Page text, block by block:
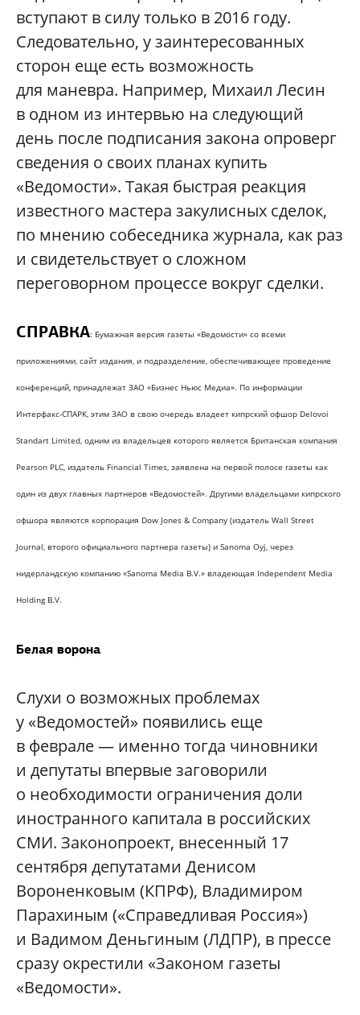
вступают в силу только в 2016 году.
Следовательно, у заинтересованных
сторон еще есть возможность
для маневра. Например, Михаил Лесин
в одном из интервью на следующий
день после подписания закона опроверг
сведения о своих планах купить
«Ведомости». Такая быстрая реакция
известного мастера закулисных сделок,
по мнению собеседника журнала, как раз
и свидетельствует о сложном
переговорном процессе вокруг сделки.
СПРАВКА: Бумажная версия газеты «Ведомости» со всеми
приложениями, сайт издания, и подразделение, обеспечивающее проведение
конференций, принадлежат ЗАО «Бизнес Ньюс Медиа». По информации
Интерфакс-СПАРК, этим ЗАО в свою очередь владеет кипрский офшор Delovoi
Standart Limited, одним из владельцев которого является Британская компания
Pearson PLC, издатель Financial Times, заявлена на первой полосе газеты как
один из двух главных партнеров «Ведомостей». Другими владельцами кипрского
офшора являются корпорация Dow Jones & Company (издатель Wall Street
Journal, второго официального партнера газеты) и Sanoma Oyj, через
нидерландскую компанию «Sanoma Media B.V.» владеющая Independent Media
Holding B.V.
Белая ворона
Слухи о возможных проблемах
у «Ведомостей» появились еще
в феврале — именно тогда чиновники
и депутаты впервые заговорили
о необходимости ограничения доли
иностранного капитала в российских
СМИ. Законопроект, внесенный 17
сентября депутатами Денисом
Вороненковым (КПРФ), Владимиром
Парахиным («Справедливая Россия»)
и Вадимом Деньгиным (ЛДПР), в прессе
сразу окрестили «Законом газеты
«Ведомости».